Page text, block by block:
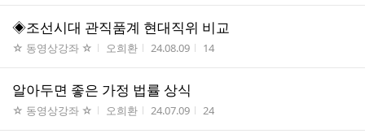
◈조선시대 관직품계 현대직위 비교
게시판명
☆ 동영상강좌 ☆ 작성자
오희환 작성시간
24.08.09 조회수
14
알아두면 좋은 가정 법률 상식
게시판명
☆ 동영상강좌 ☆ 작성자
오희환 작성시간
24.07.09 조회수
24